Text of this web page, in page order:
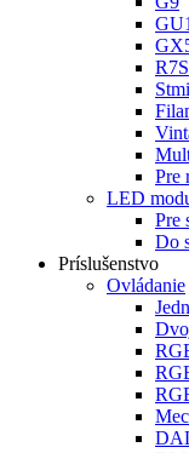
R7S
Pre
LED
Pre
Do
Príslušenstvo
Ovládanie